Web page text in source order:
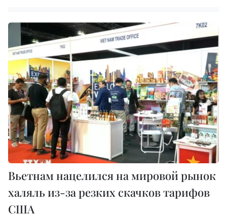
Вьетнам нацелился на мировой рынок
халяль из-за резких скачков тарифов
США